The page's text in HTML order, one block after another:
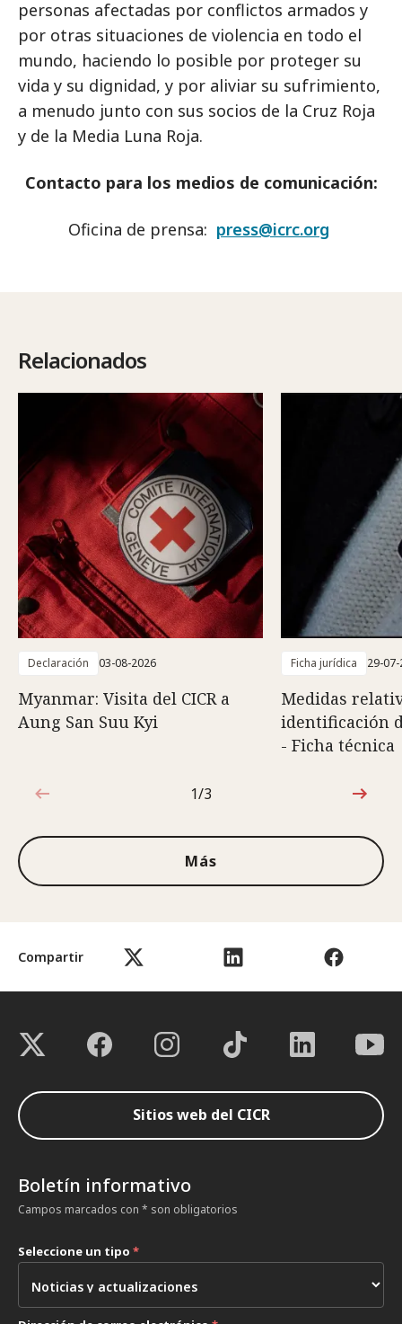
Compartir
personas afectadas por conflictos armados y
por otras situaciones de violencia en todo el
mundo, haciendo lo posible por proteger su
vida y su dignidad, y por aliviar su sufrimiento,
a menudo junto con sus socios de la Cruz Roja
y de la Media Luna Roja.
Contacto para los medios de comunicación:
Oficina de prensa: press@icrc.org
Relacionados
Declaración 03-08-2026
Myanmar: Visita del CICR a
Aung San Suu Kyi
Ficha jurídica 29-
Medidas
identificación
- Ficha técnica
1de3
1/3
Más
Sitios web del CICR
Boletín informativo
Campos marcados con * son obligatorios
Seleccione un tipo *